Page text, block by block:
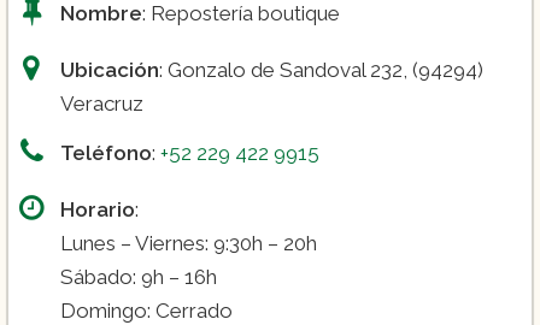
Nombre: Repostería boutique
Ubicación: Gonzalo de Sandoval 232, (94294)
Veracruz
Teléfono: +52 229 422 9915
Horario:
Lunes – Viernes: 9:30h – 20h
Sábado: 9h – 16h
Domingo: Cerrado